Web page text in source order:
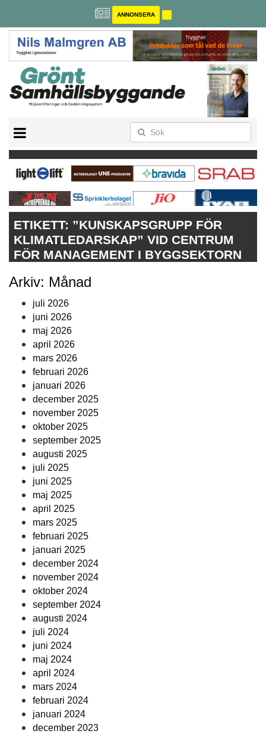
ANNONSERA
MILJÖBYGGNAD
NOLLCO2
CITYLAB
GREENBUILDING
ANNONSERA
ETIKETT: ”KUNSKAPSGRUPP FÖR
KLIMATLEDARSKAP” VID CENTRUM
FÖR MANAGEMENT I BYGGSEKTORN
Arkiv: Månad
juli 2026
juni 2026
maj 2026
april 2026
mars 2026
februari 2026
januari 2026
december 2025
november 2025
oktober 2025
september 2025
augusti 2025
juli 2025
juni 2025
maj 2025
april 2025
mars 2025
februari 2025
januari 2025
december 2024
november 2024
oktober 2024
september 2024
augusti 2024
juli 2024
juni 2024
maj 2024
april 2024
mars 2024
februari 2024
januari 2024
december 2023